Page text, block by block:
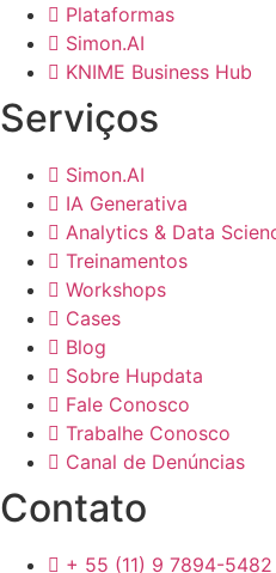
Plataformas
Simon.AI
KNIME Business Hub
Serviços
Simon.AI
IA Generativa
Analytics & Data
Treinamentos
Workshops
Cases
Blog
Sobre Hupdata
Fale Conosco
Trabalhe Conosco
Canal de Denúncias
Contato
+ 55 (11) 9 7894-5482